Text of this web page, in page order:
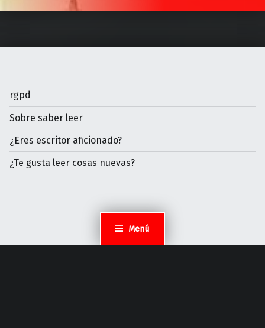
Menú
rgpd
Sobre saber leer
¿Eres escritor aficionado?
¿Te gusta leer cosas nuevas?